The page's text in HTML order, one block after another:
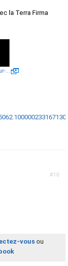
la Terra Firma
...
#10
vousou